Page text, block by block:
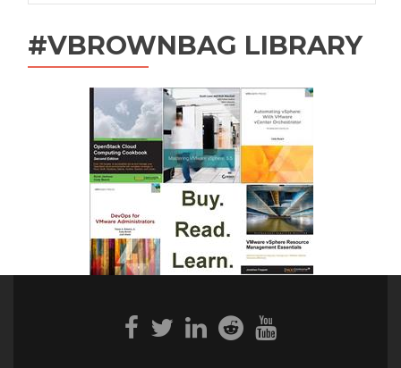
#VBROWNBAG LIBRARY
Facebook
link
Twitter
link
Linkedin
link
Reddit
link
Youtube
link